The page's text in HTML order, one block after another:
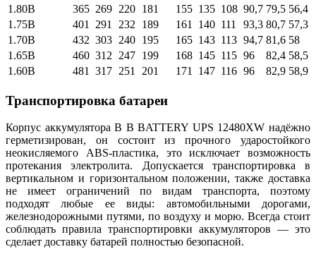
1.80B
365 269 220 181 155 135 108 90,7 79,5 56,4
1.75B
401 291 232 189 161 140 111 93,3 80,7 57,3
1.70B
432 303 240 195 165 143 113 94,7 81,6 58
1.65B
460 312 247 199 168 145 115 96 82,4 58,5
1.60В
481 317 251 201 171 147 116 96 82,9 58,9
Транспортировка батареи
Корпус аккумулятора B B BATTERY UPS 12480XW надёжно
герметизирован, он состоит из прочного ударостойкого
неокисляемого ABS-пластика, это исключает возможность
протекания электролита. Допускается транспортировка в
вертикальном и горизонтальном положении, также доставка
не имеет ограничений по видам транспорта, поэтому
подходят любые ее виды: автомобильными дорогами,
железнодорожными путями, по воздуху и морю. Всегда стоит
соблюдать правила транспортировки аккумуляторов — это
сделает доставку батарей полностью безопасной.